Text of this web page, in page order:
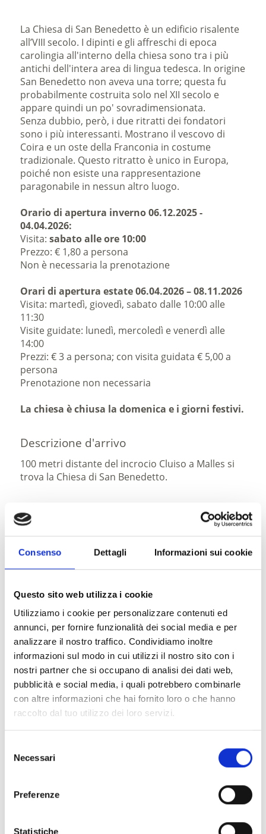
Consenso Dettagli Informazioni sui cookie
Questo sito web utilizza i cookie
Utilizziamo i cookie per personalizzare contenuti ed
annunci, per fornire funzionalità dei social media e per
analizzare il nostro traffico. Condividiamo inoltre
informazioni sul modo in cui utilizzi il nostro sito con i
nostri partner che si occupano di analisi dei dati web,
pubblicità e social media, i quali potrebbero combinarle
con altre informazioni che hai fornito loro o che hanno
raccolto dal tuo utilizzo dei loro servizi.
delNecessari
Preferenze
Statistiche
La Chiesa di San Benedetto è un edificio risalente
all’VIII secolo. I dipinti e gli affreschi di epoca
carolingia all'interno della chiesa sono tra i più
antichi dell'intera area di lingua tedesca. In origine
San Benedetto non aveva una torre; questa fu
probabilmente costruita solo nel XII secolo e
appare quindi un po' sovradimensionata.
Senza dubbio, però, i due ritratti dei fondatori
sono i più interessanti. Mostrano il vescovo di
Coira e un oste della Franconia in costume
tradizionale. Questo ritratto è unico in Europa,
poiché non esiste una rappresentazione
paragonabile in nessun altro luogo.
Orario di apertura inverno 06.12.2025 -
04.04.2026:
Visita:sabato alle ore 10:00
Prezzo: € 1,80 a persona
Non è necessaria la prenotazione
Orari di apertura estate 06.04.2026 – 08.11.2026
Visita: martedì, giovedì, sabato dalle 10:00 alle
11:30
Visite guidate: lunedì, mercoledì e venerdì alle
14:00
Prezzi: € 3 a persona; con visita guidata € 5,00 a
persona
Prenotazione non necessaria
La chiesa è chiusa la domenica e i giorni festivi.
Descrizione d'arrivo
100 metri distante del incrocio Cluiso a Malles si
trova la Chiesa di San Benedetto.
Dove parcheggiare
È possibile parcheggiare nel parcheggio di San
La chiesa è raggiungibile con il treno della Val
Venosta da Merano o con l'autobus (273) dal
Passo Resia.
Stato
aperto